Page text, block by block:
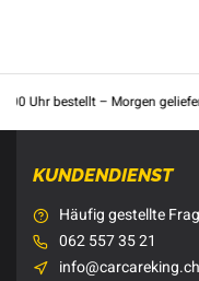
Uhr bestellt – Morgen
KUNDENDIENST
Häufig gestellte
062 557 35 21
info@carcareking.ch